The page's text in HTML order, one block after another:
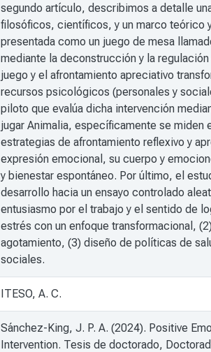
segundo artículo, describimos a detalle
filosóficos, científicos, y un marco teórico
presentada como un juego de mesa
mediante la deconstrucción y la
juego y el afrontamiento apreciativo
recursos psicológicos (personales y
piloto que evalúa dicha intervención
jugar Animalia, específicamente se
estrategias de afrontamiento reflexivo y
expresión emocional, su cuerpo y
y bienestar espontáneo. Por último, el
desarrollo hacia un ensayo controlado
entusiasmo por el trabajo y el sentido de
estrés con un enfoque transformacional,
agotamiento, (3) diseño de políticas de
sociales.
ITESO, A. C.
Sánchez-King, J. P. A. (2024). Positive
Intervention. Tesis de doctorado,